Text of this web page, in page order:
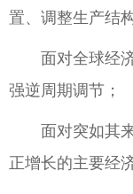
置、调整生产结
面对全球经济
强逆周期调节；
面对突如其来
正增长的主要